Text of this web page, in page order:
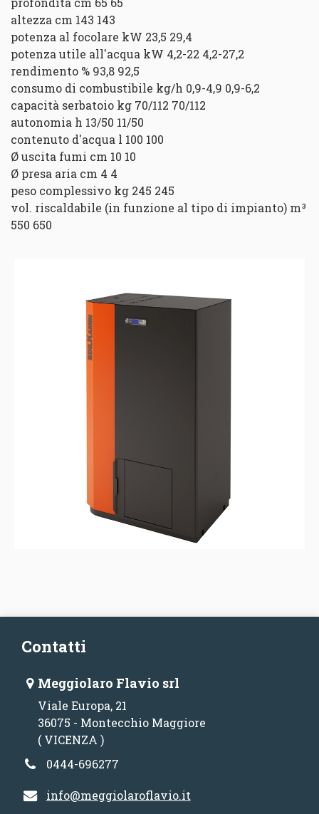
altezza cm 143 143
potenza al focolare kW 23,5 29,4
potenza utile all'acqua kW 4,2-22 4,2-27,2
rendimento % 93,8 92,5
consumo di combustibile kg/h 0,9-4,9 0,9-6,2
capacità serbatoio kg 70/112 70/112
autonomia h 13/50 11/50
contenuto d'acqua l 100 100
Ø uscita fumi cm 10 10
Ø presa aria cm 4 4
peso complessivo kg 245 245
vol. riscaldabile (in funzione al tipo di impianto) m³
550 650
Contatti
Meggiolaro Flavio srl
Viale Europa, 21
36075 - Montecchio Maggiore
( VICENZA )
0444-696277
info@meggiolaroflavio.it